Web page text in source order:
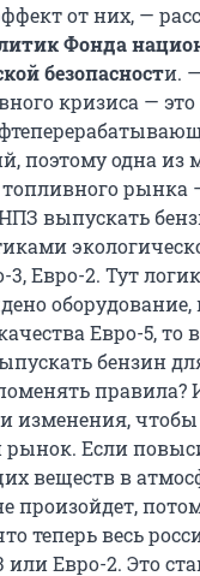
от них, —
Фонда
безопасности.
кризиса —
поэтому одна из
рынка
выпускать
3, Евро-2. Тут
оборудование,
Евро-5, то
бензин
правила?
изменения,
Если
веществ в
произойдет,
теперь весь
или Евро-2. Это